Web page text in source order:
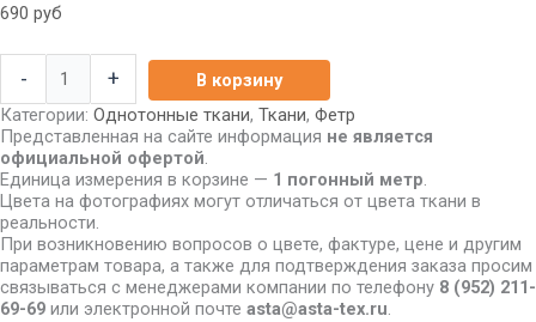
690 руб
- +
В корзину
Категории: Однотонные ткани, Ткани, Фетр
Представленная на сайте информация не является
официальной офертой.
Единица измерения в корзине — 1 погонный метр.
Цвета на фотографиях могут отличаться от цвета ткани в
реальности.
При возникновению вопросов о цвете, фактуре, цене и другим
параметрам товара, а также для подтверждения заказа просим
связываться с менеджерами компании по телефону 8 (952) 211-
69-69 или электронной почте asta@asta-tex.ru.